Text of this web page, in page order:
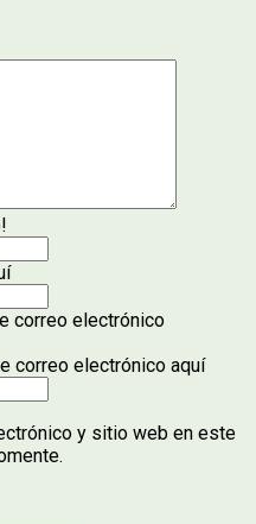
correo electrónico
correo electrónico aquí
y sitio web en este